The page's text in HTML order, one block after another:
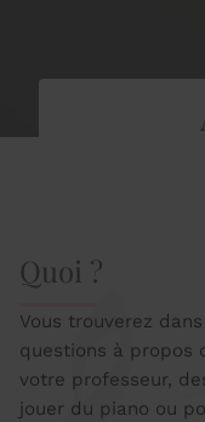
Quoi ?
Vous trouverez
questions à propos
votre professeur,
jouer du piano ou